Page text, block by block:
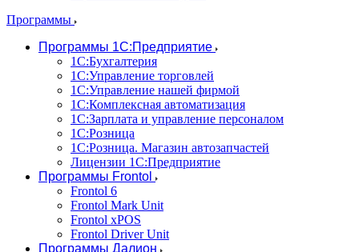
Программы
Программы 1С:Предприятие
1С:Бухгалтерия
1С:Управление торговлей
1С:Управление нашей фирмой
1С:Комплексная автоматизация
1С:Зарплата и управление персоналом
1С:Розница
1С:Розница. Магазин автозапчастей
Лицензии 1С:Предприятие
Программы Frontol
Frontol 6
Frontol Mark Unit
Frontol xPOS
Frontol Driver Unit
Программы Далион